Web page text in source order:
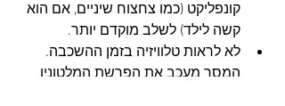
קונפליקט (כמו צחצוח שיניים, אם הוא
קשה לילד) לשלב מוקדם יותר.
לא לראות טלוויזיה בזמן ההשכבה.
המסך מעכב את הפרשת המלטונין